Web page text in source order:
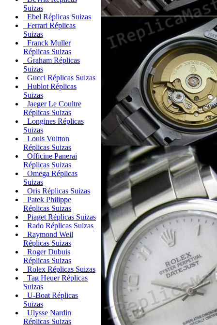
Suizas
Ebel Réplicas Suizas
Ferrari Réplicas
Suizas
Franck Muller
Réplicas Suizas
Graham Réplicas
Suizas
Gucci Réplicas Suizas
Hublot Réplicas
Suizas
Jaeger Le Coultre
Réplicas Suizas
Longines Réplicas
Suizas
Louis Vuitton
Réplicas Suizas
Officine Panerai
Réplicas Suizas
Omega Réplicas
Suizas
Oris Réplicas Suizas
Patek Philippe
Réplicas Suizas
Piaget Réplicas Suizas
Rado Réplicas Suizas
Raymond Weil
Réplicas Suizas
Roger Dubuis
Réplicas Suizas
Rolex Réplicas Suizas
Tag Heuer Réplicas
Suizas
U-Boat Réplicas
Suizas
Ulysse Nardin
Réplicas Suizas